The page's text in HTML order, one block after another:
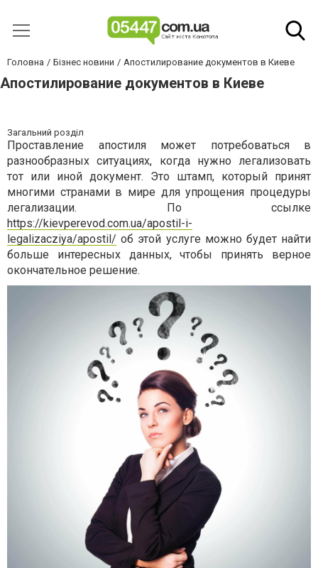
Головна Бізнес новини Апостилирование документов в Киеве
Апостилирование документов в Киеве
Загальний розділ
Проставление апостиля может потребоваться в
разнообразных ситуациях, когда нужно легализовать
тот или иной документ. Это штамп, который принят
многими странами в мире для упрощения процедуры
легализации. По ссылке
https://kievperevod.com.ua/apostil-i-
legalizacziya/apostil/ об этой услуге можно будет найти
больше интересных данных, чтобы принять верное
окончательное решение.